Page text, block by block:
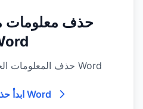
حذف معلومات
حذف المعلومات الحساسة من مستندات Word
ابدأ حذف معلومات Word